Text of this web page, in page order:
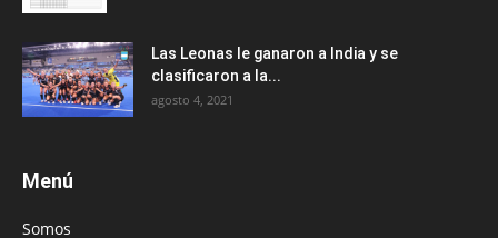
Las Leonas le ganaron a India y se
clasificaron a la...
agosto 4, 2021
Menú
Somos